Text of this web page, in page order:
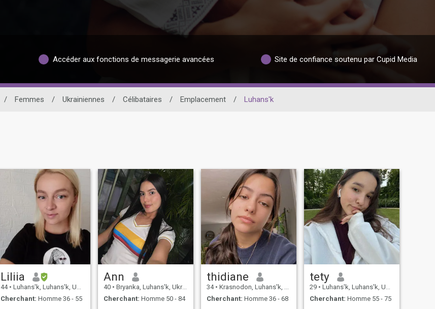
Accéder aux fonctions de messagerie avancées Site de confiance soutenu par Cupid Media
/ Femmes / Ukrainiennes / Célibataires / Emplacement / Luhans'k
Liliia
44 • Luhans'k, Luhans'k, Ukraine
Cherchant: Homme 36 - 55
Ann
40 • Bryanka, Luhans'k, Ukraine
Cherchant: Homme 50 - 84
thidiane
34 • Krasnodon, Luhans'k, Ukraine
Cherchant: Homme 36 - 68
tety
29 • Luhans'k, Luhans'k, Ukraine
Cherchant: Homme 55 - 75